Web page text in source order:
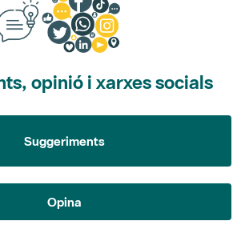
opinió i xarxes socials
Suggeriments
Opina